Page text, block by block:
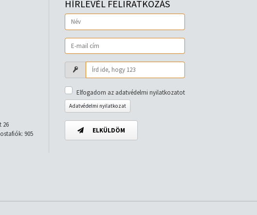
26
905
HÍRLEVÉL FELIRATKOZÁS
Elfogadom az adatvédelmi nyilatkozatot
Adatvédelmi nyilatkozat
ELKÜLDÖM